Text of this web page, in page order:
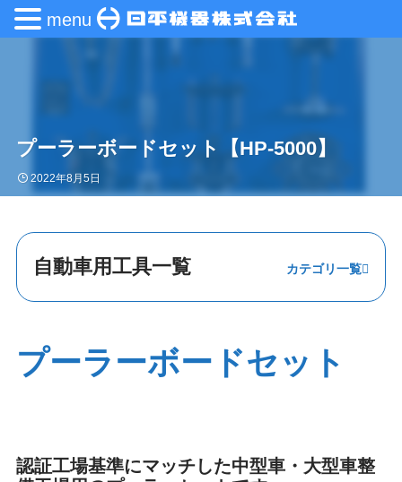
プーラーボードセット【HP-5000】
2022年8月5日
自動車用工具一覧
エンジン
足回り
プーラーボードセット
認証工場基準にマッチした中型車・大型車整
menu